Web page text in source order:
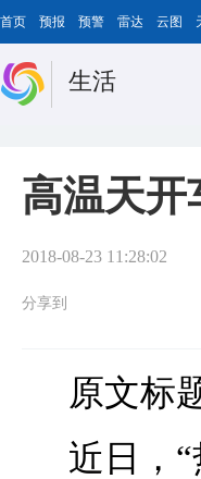
首页 预报 预警 雷达 云图
生活
高温天开
2018-08-23 11:28:02
分享到
原文标
近日，